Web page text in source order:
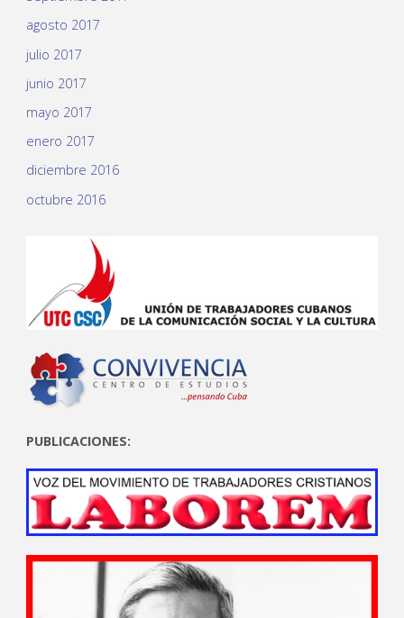
agosto 2017
julio 2017
junio 2017
mayo 2017
enero 2017
diciembre 2016
octubre 2016
PUBLICACIONES: